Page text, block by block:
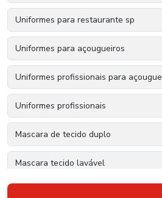
Uniformes para restaurante sp
Uniformes para açougueiros
Uniformes profissionais para açougue
Uniformes profissionais
Mascara de tecido duplo
Mascara tecido lavável